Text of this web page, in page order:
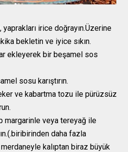
yaprakları irice doğrayın.Üzerine
bekletin ve iyice sıkın.
ekleyerek bir beşamel sos
sosu karıştırın.
ve kabartma tozu ile pürüzsüz
margarinle veya tereyağ ile
daha fazla
kalıptan biraz büyük